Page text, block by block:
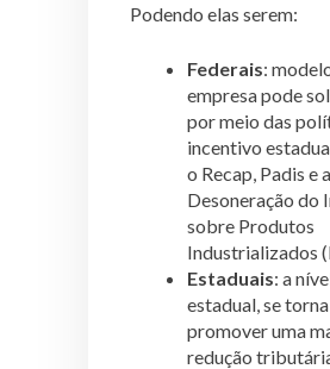
Podendo elas serem:
Federais:
empresa pode
por meio das
incentivo
o Recap, Padis e a
Desoneração do
sobre Produtos
Industrializados
Estaduais: a
estadual, se
promover uma
redução